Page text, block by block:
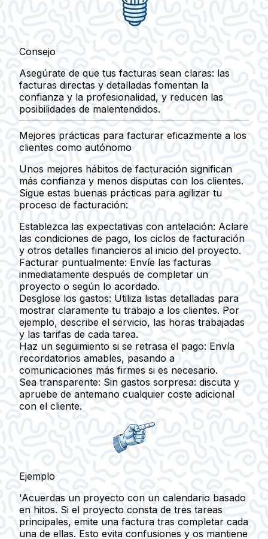
Consejo
Asegúrate de que tus facturas sean claras: las
facturas directas y detalladas fomentan la
confianza y la profesionalidad, y reducen las
posibilidades de malentendidos.
Mejores prácticas para facturar eficazmente a los
clientes como autónomo
Unos mejores hábitos de facturación significan
más confianza y menos disputas con los clientes.
Sigue estas buenas prácticas para agilizar tu
proceso de facturación:
Establezca las expectativas con antelación: Aclare
las condiciones de pago, los ciclos de facturación
y otros detalles financieros al inicio del proyecto.
Facturar puntualmente: Envíe las facturas
inmediatamente después de completar un
proyecto o según lo acordado.
Desglose los gastos: Utiliza listas detalladas para
mostrar claramente tu trabajo a los clientes. Por
ejemplo, describe el servicio, las horas trabajadas
y las tarifas de cada tarea.
Haz un seguimiento si se retrasa el pago: Envía
recordatorios amables, pasando a
comunicaciones más firmes si es necesario.
Sea transparente: Sin gastos sorpresa: discuta y
apruebe de antemano cualquier coste adicional
con el cliente.
Ejemplo
'Acuerdas un proyecto con un calendario basado
en hitos. Si el proyecto consta de tres tareas
principales, emite una factura tras completar cada
una de ellas. Esto evita confusiones y os mantiene